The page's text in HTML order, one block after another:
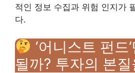
적인 정보 수집과 위험 인지가
다.
‘어니스트 펀드
될까? 투자의 본